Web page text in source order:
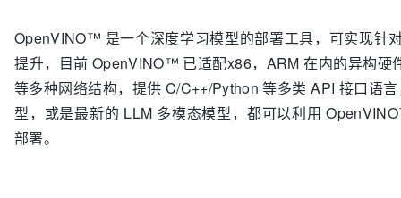
OpenVINO™ 是一个深度学习模型的部署工具，可实现针
提升，目前 OpenVINO™ 已适配x86，ARM 在内的异构硬
等多种网络结构，提供 C/C++/Python 等多类 API 接口语
型，或是最新的 LLM 多模态模型，都可以利用
部署。